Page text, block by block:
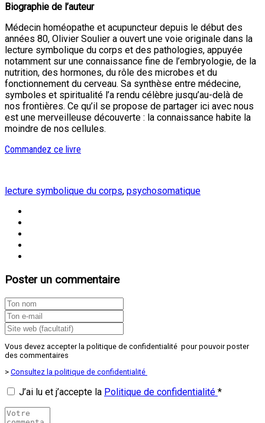
Biographie de l’auteur
Médecin homéopathe et acupuncteur depuis le début des
années 80, Olivier Soulier a ouvert une voie originale dans la
lecture symbolique du corps et des pathologies, appuyée
notamment sur une connaissance fine de l’embryologie, de la
nutrition, des hormones, du rôle des microbes et du
fonctionnement du cerveau. Sa synthèse entre médecine,
symboles et spiritualité l’a rendu célèbre jusqu’au-delà de
nos frontières. Ce qu’il se propose de partager ici avec nous
est une merveilleuse découverte : la connaissance habite la
moindre de nos cellules.
Commandez ce livre
lecture symbolique du corps, psychosomatique
Poster un commentaire
Vous devez accepter la politique de confidentialité pour pouvoir poster
des commentaires
> Consultez la politique de confidentialité
J’ai lu et j’accepte la Politique de confidentialité *